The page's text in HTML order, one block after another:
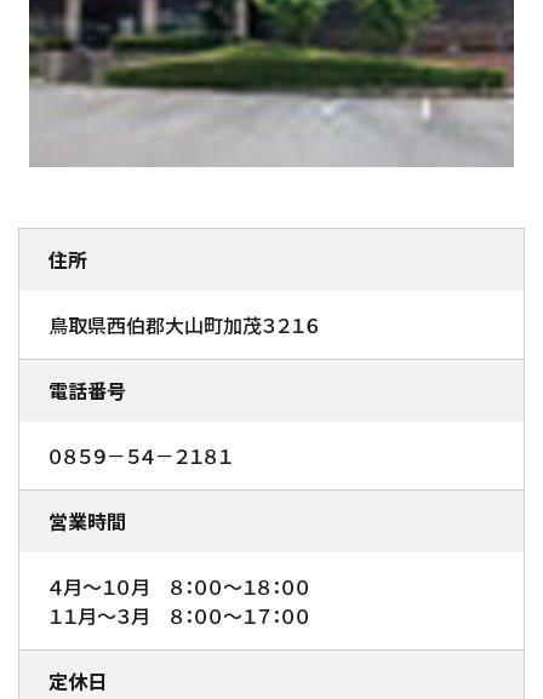
住所
鳥取県西伯郡大山町加茂３２１６
電話番号
０８５９－５４－２１８１
営業時間
４月～１０月 ８：００～１８：００
１１月～３月 ８：００～１７：００
定休日